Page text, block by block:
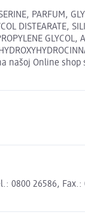
PARFUM,
DISTEARATE,
GLYCOL,
na našoj Online
0800 26586, Fax.: